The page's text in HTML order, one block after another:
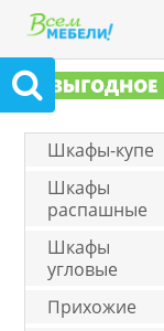
Шкафы-купе
Шкафы
распашные
Шкафы
угловые
Прихожие